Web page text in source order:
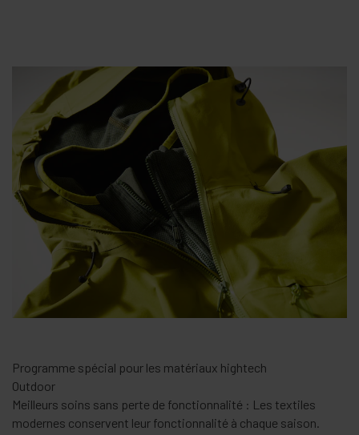
Rendre les textiles fonctionnels
Imperméabilisation
Le meilleur effet : La fixation thermique offre une fonction
hydrofuge optimale.